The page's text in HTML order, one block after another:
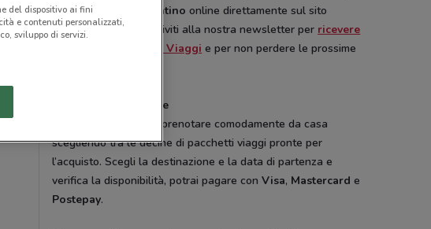
vantaggiose sul
volantino online direttamente sul sito
DoveConviene.it
. Iscriviti alla nostra newsletter per ricevere
tutte le novità di Lidl Viaggi e per non perdere le prossime
Tante soluzioni per te
puoi prenotare comodamente da casa
scegliendo tra le decine di pacchetti viaggi pronte per
l’acquisto. Scegli la destinazione e la data di partenza e
verifica la disponibilità, potrai pagare conVisa, Mastercard e
Postepay.
del dispositivo ai fini
e contenuti personalizzati,
sviluppo di servizi.